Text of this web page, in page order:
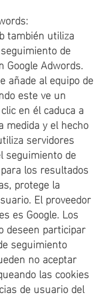
también utiliza
de
Google Adwords.
añade al equipo de
este ve un
en él caduca a
medida y el hecho
servidores
seguimiento de
los resultados
protege la
El proveedor
es Google. Los
deseen participar
seguimiento
no aceptar
las cookies
de usuario del